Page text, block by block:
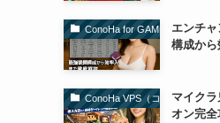
ConoHa for GAME（コノハfor
エンチ
構成か
ConoHa VPS（コノハVPS）
マイク
オン完